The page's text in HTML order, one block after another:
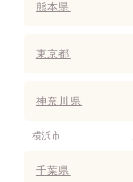
熊本県
東京都
神奈川県
横浜市
千葉県